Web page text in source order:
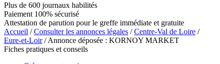
Plus de 600 journaux habilités
Paiement 100% sécurisé
Attestation de parution pour le greffe immédiate et gratuite
Accueil /Consulter les annonces légales /Centre-Val de Loire /
Eure-et-Loir/ Annonce déposée : KORNOY MARKET
Fiches pratiques et conseils